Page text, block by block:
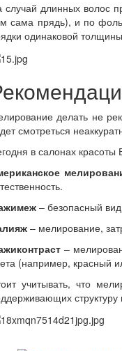
случай длинных волос
сама прядь), и по
одинаковой
делать не
смотреться
в салонах
– безопасный
– мелирование,
–
(например, красный
учитывать, что